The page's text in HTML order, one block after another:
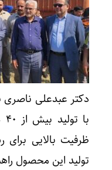
دکتر عبدعلی
ظرفیت بالایی
تولید این محصول